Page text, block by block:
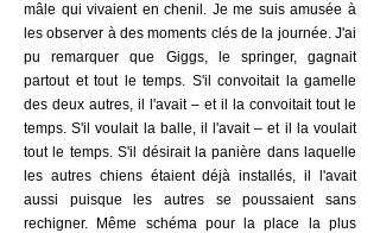
mâle qui vivaient en chenil. Je me suis amusée à
les observer à des moments clés de la journée. J'ai
pu remarquer que Giggs, le springer, gagnait
partout et tout le temps. S'il convoitait la gamelle
des deux autres, il l'avait – et il la convoitait tout le
temps. S'il voulait la balle, il l'avait – et il la voulait
tout le temps. S'il désirait la panière dans laquelle
les autres chiens étaient déjà installés, il l'avait
aussi puisque les autres se poussaient sans
rechigner. Même schéma pour la place la plus